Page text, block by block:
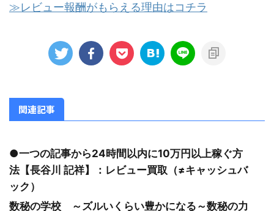
≫レビュー報酬がもらえる理由はコチラ
関連記事
●一つの記事から24時間以内に10万円以上稼ぐ方
法【長谷川 記祥】：レビュー買取（≠キャッシュバ
ック）
数秘の学校 ～ズルいくらい豊かになる～数秘の力